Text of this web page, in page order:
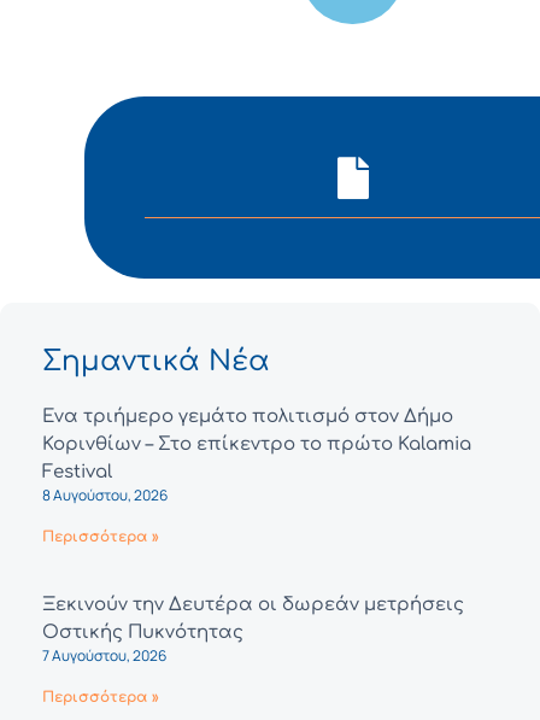
Σημαντικά Νέα
Ένα τριήμερο γεμάτο πολιτισμό στον Δήμο
Κορινθίων – Στο επίκεντρο το πρώτο Kalamia
Festival
8 Αυγούστου, 2026
Περισσότερα »
Ξεκινούν την Δευτέρα οι δωρεάν μετρήσεις
Οστικής Πυκνότητας
7 Αυγούστου, 2026
Περισσότερα »